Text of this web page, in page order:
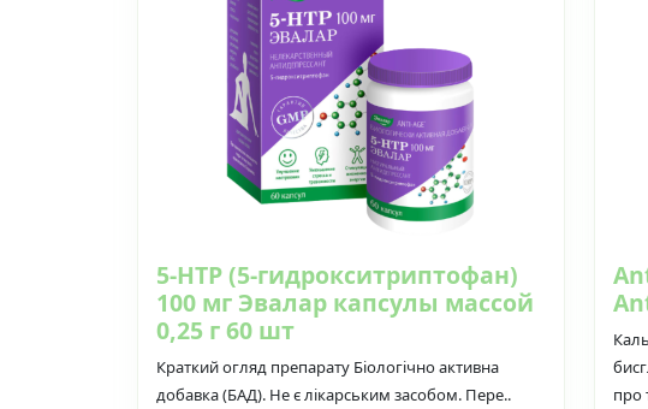
5-НТР (5-гидрокситриптофан)
100 мг Эвалар капсулы массой
0,25 г 60 шт
Краткий огляд препарату Біологічно активна
добавка (БАД). Не є лікарським засобом. Пере..
про